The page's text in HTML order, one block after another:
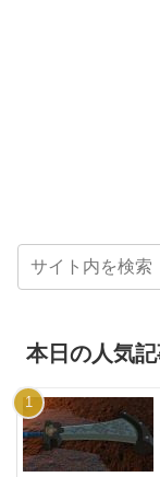
本日の人気